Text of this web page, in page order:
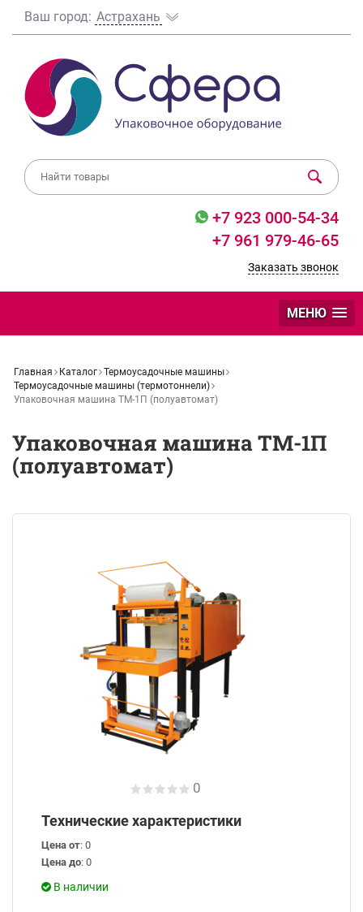
Ваш город: Астрахань
+7 923 000-54-34
+7 961 979-46-65
Заказать звонок
МЕНЮ
Главная Каталог Термоусадочные машины
Термоусадочные машины (термотоннели)
Упаковочная машина ТМ-1П (полуавтомат)
Упаковочная машина ТМ-1П
(полуавтомат)
0
Технические характеристики
Цена от: 0
Цена до: 0
В наличии